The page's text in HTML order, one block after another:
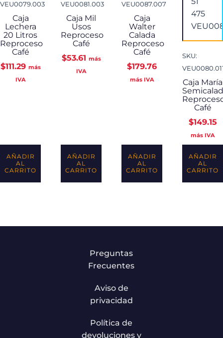
VEU0079.003
Caja
Lechera
20 Litros
Reproceso
Café
$111.29 más
IVA
AÑADIR
AL
CARRITO
VEU0081.003
Caja Mil
Usos
Reproceso
Café
$53.61 más
IVA
AÑADIR
AL
CARRITO
VEU0087.007
Caja
Walter
Calada
Reproceso
Café
$179.76
más IVA
AÑADIR
AL
CARRITO
SKU:
Caja María
Café
$149.15
más IVA
AÑADIR
AL
CARRITO
Preguntas
Frecuentes
Aviso de
privacidad
Política de
devoluciones y